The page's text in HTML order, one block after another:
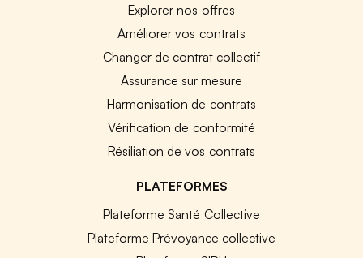
Explorer nos offres
Améliorer vos contrats
Changer de contrat collectif
Assurance sur mesure
Harmonisation de contrats
Vérification de conformité
Résiliation de vos contrats
PLATEFORMES
Plateforme Santé Collective
Plateforme Prévoyance collective